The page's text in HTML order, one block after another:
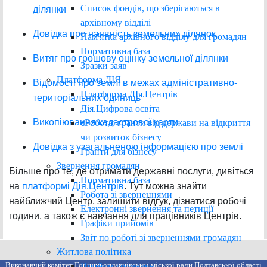
Список фондів, що зберігаються в
архівному відділі
Пам'ятка архівного відділу для громадян
Нормативна база
Зразки заяв
Платформа ДІЯ
Платформа ДІя.Центрів
Дія.Цифрова освіта
єРобота: гранти від держави на відкриття
чи розвиток бізнесу
Гранти для бізнесу
Звернення громадян
Нормативна база
Робота зі зверненнями
Електронні звернення та петиції
Графіки прийомів
Звіт по роботі зі зверненнями громадян
Житлова політика
ділянки
Довідка про наявність земельних ділянок
Витяг про грошову оцінку земельної ділянки
Відомості про землі в межах адміністративно-
територіальних одиниць
Викопіювання кадастрової карти
Довідка з узагальненою інформацією про землі
Більше про те, де отримати державні послуги, дивіться
на платформі Дія.Центрів. Тут можна знайти
найближчий Центр, залишити відгук, дізнатися робочі
години, а також є навчання для працівників Центрів.
Виконавчий комітет Горішньоплавнівської міської ради Полтавської області